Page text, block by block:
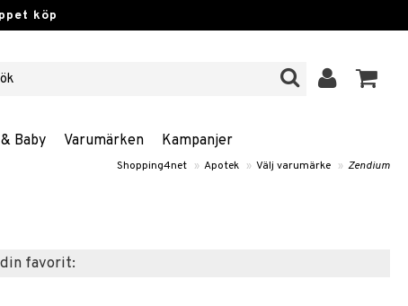
köp
Baby Varumärken Kampanjer
Shopping4net » Apotek » Välj varumärke » Zendium
favorit: